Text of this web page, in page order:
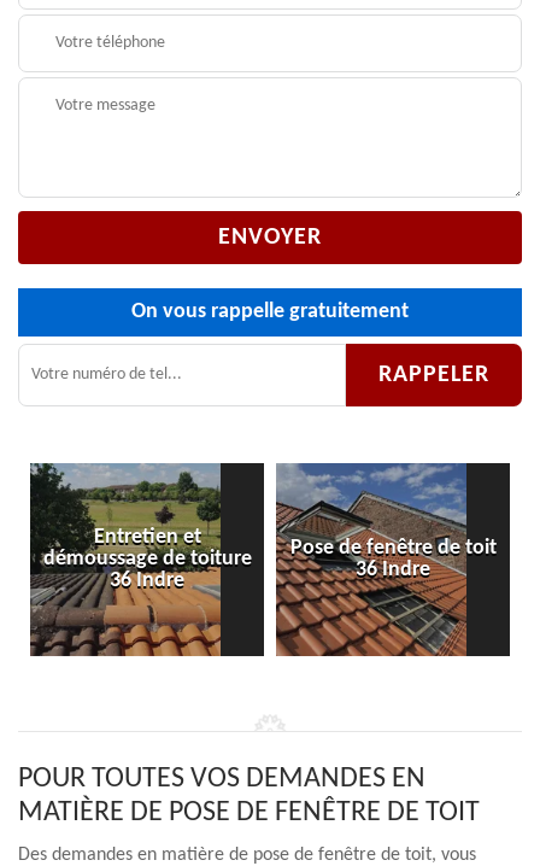
On vous rappelle gratuitement
Entretien et
démoussage de toiture
36 Indre
Pose de fenêtre de toit
36 Indre
POUR TOUTES VOS DEMANDES EN
MATIÈRE DE POSE DE FENÊTRE DE TOIT
Des demandes en matière de pose de fenêtre de toit, vous